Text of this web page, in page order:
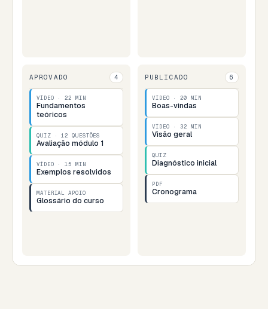
APROVADO 4
VÍDEO · 22 MIN
Fundamentos
teóricos
QUIZ · 12 QUESTÕES
Avaliação módulo 1
VÍDEO · 15 MIN
Exemplos resolvidos
MATERIAL APOIO
Glossário do curso
PUBLICADO 6
VÍDEO · 20 MIN
Boas-vindas
VÍDEO · 32 MIN
Visão geral
QUIZ
Diagnóstico inicial
PDF
Cronograma